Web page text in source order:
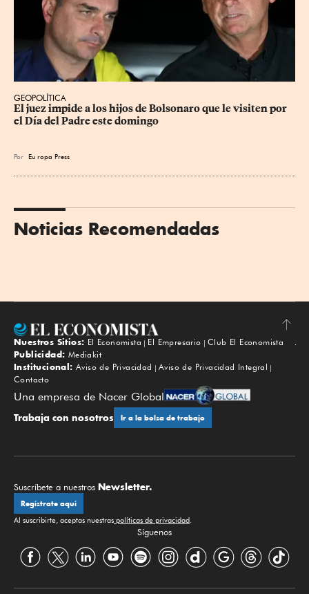
GEOPOLÍTICA
El juez impide a los hijos de Bolsonaro que le visiten por
el Día del Padre este domingo
Por Eu ropa Press
Noticias Recomendadas
Subir
Nuestros Sitios: El Economista El Empresario
Club El Economista
Publicidad: Mediakit
Institucional: Aviso de Privacidad
Aviso de Privacidad Integral
Contacto
Una empresa de Nacer Global
Trabaja con nosotros Ir a la bolsa de trabajo
Suscríbete a nuestros Newsletter.
Regístrate aquí
Al suscribirte, aceptas nuestras políticas de privacidad.
Síguenos